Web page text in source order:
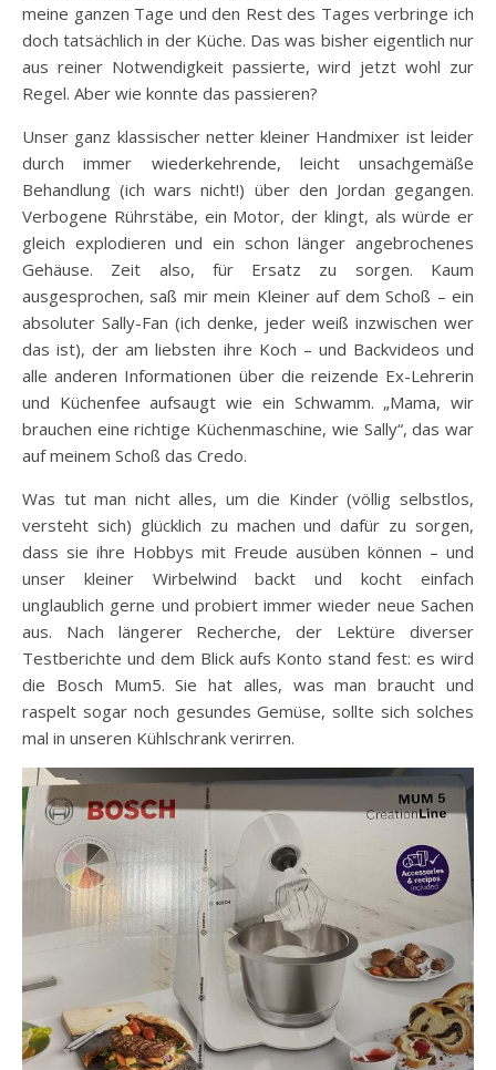
meine ganzen Tage und den Rest des Tages verbringe ich
doch tatsächlich in der Küche. Das was bisher eigentlich nur
aus reiner Notwendigkeit passierte, wird jetzt wohl zur
Regel. Aber wie konnte das passieren?
Unser ganz klassischer netter kleiner Handmixer ist leider
durch immer wiederkehrende, leicht unsachgemäße
Behandlung (ich wars nicht!) über den Jordan gegangen.
Verbogene Rührstäbe, ein Motor, der klingt, als würde er
gleich explodieren und ein schon länger angebrochenes
Gehäuse. Zeit also, für Ersatz zu sorgen. Kaum
ausgesprochen, saß mir mein Kleiner auf dem Schoß – ein
absoluter Sally-Fan (ich denke, jeder weiß inzwischen wer
das ist), der am liebsten ihre Koch – und Backvideos und
alle anderen Informationen über die reizende Ex-Lehrerin
und Küchenfee aufsaugt wie ein Schwamm. „Mama, wir
brauchen eine richtige Küchenmaschine, wie Sally“, das war
auf meinem Schoß das Credo.
Was tut man nicht alles, um die Kinder (völlig selbstlos,
versteht sich) glücklich zu machen und dafür zu sorgen,
dass sie ihre Hobbys mit Freude ausüben können – und
unser kleiner Wirbelwind backt und kocht einfach
unglaublich gerne und probiert immer wieder neue Sachen
aus. Nach längerer Recherche, der Lektüre diverser
Testberichte und dem Blick aufs Konto stand fest: es wird
die Bosch Mum5. Sie hat alles, was man braucht und
raspelt sogar noch gesundes Gemüse, sollte sich solches
mal in unseren Kühlschrank verirren.